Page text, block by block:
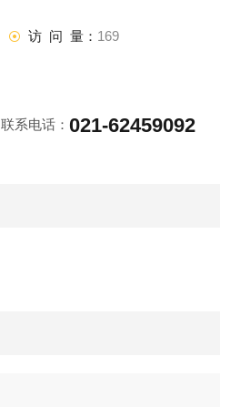
访 问 量： 169
联系电话： 021-62459092